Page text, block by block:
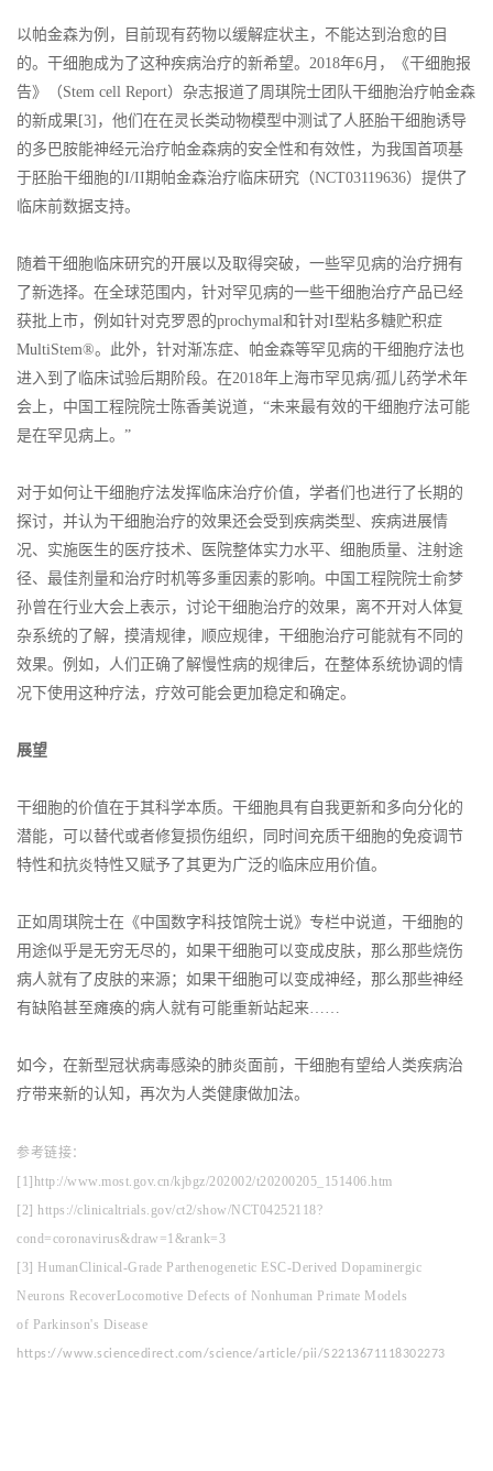
以帕金森为例，目前现有药物以缓解症状主，不能达到治愈的目
的。干细胞成为了这种疾病治疗的新希望。2018年6月，《干细胞报
告》（Stem cell Report）杂志报道了周琪院士团队干细胞治疗帕金森
的新成果[3]，他们在在灵长类动物模型中测试了人胚胎干细胞诱导
的多巴胺能神经元治疗帕金森病的安全性和有效性，为我国首项基
于胚胎干细胞的I/II期帕金森治疗临床研究（NCT03119636）提供了
临床前数据支持。
随着干细胞临床研究的开展以及取得突破，一些罕见病的治疗拥有
了新选择。在全球范围内，针对罕见病的一些干细胞治疗产品已经
获批上市，例如针对克罗恩的prochymal和针对I型粘多糖贮积症
MultiStem®。此外，针对渐冻症、帕金森等罕见病的干细胞疗法也
进入到了临床试验后期阶段。在2018年上海市罕见病/孤儿药学术年
会上，中国工程院院士陈香美说道，“未来最有效的干细胞疗法可能
是在罕见病上。”
对于如何让干细胞疗法发挥临床治疗价值，学者们也进行了长期的
探讨，并认为干细胞治疗的效果还会受到疾病类型、疾病进展情
况、实施医生的医疗技术、医院整体实力水平、细胞质量、注射途
径、最佳剂量和治疗时机等多重因素的影响。中国工程院院士俞梦
孙曾在行业大会上表示，讨论干细胞治疗的效果，离不开对人体复
杂系统的了解，摸清规律，顺应规律，干细胞治疗可能就有不同的
效果。例如，人们正确了解慢性病的规律后，在整体系统协调的情
况下使用这种疗法，疗效可能会更加稳定和确定。
展望
干细胞的价值在于其科学本质。干细胞具有自我更新和多向分化的
潜能，可以替代或者修复损伤组织，同时间充质干细胞的免疫调节
特性和抗炎特性又赋予了其更为广泛的临床应用价值。
正如周琪院士在《中国数字科技馆院士说》专栏中说道，干细胞的
用途似乎是无穷无尽的，如果干细胞可以变成皮肤，那么那些烧伤
病人就有了皮肤的来源；如果干细胞可以变成神经，那么那些神经
有缺陷甚至瘫痪的病人就有可能重新站起来……
如今，在新型冠状病毒感染的肺炎面前，干细胞有望给人类疾病治
疗带来新的认知，再次为人类健康做加法。
参考链接：
[1] http://www.most.gov.cn/kjbgz/202002/t20200205_151406.htm
[2] https://clinicaltrials.gov/ct2/show/NCT04252118?
cond=coronavirus&draw=1&rank=3
[3] HumanClinical-Grade Parthenogenetic ESC-Derived Dopaminergic
Neurons RecoverLocomotive Defects of Nonhuman Primate Models
of Parkinson's Disease
https://www.sciencedirect.com/science/article/pii/S2213671118302273